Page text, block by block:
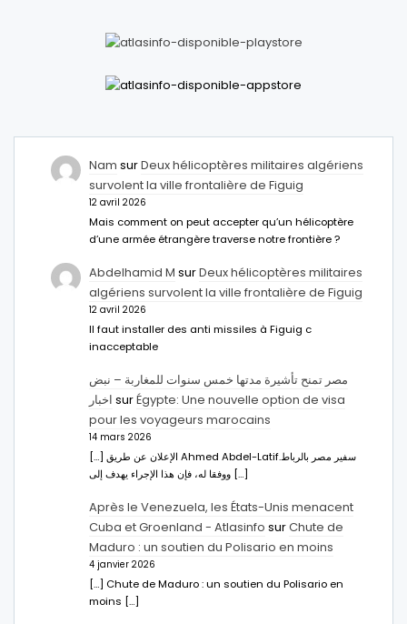
Nam surDeux hélicoptères militaires algériens
survolent la ville frontalière de Figuig
12 avril 2026
Mais comment on peut accepter qu’un hélicoptère
d’une armée étrangère traverse notre frontière ?
Abdelhamid M surDeux hélicoptères militaires
algériens survolent la ville frontalière de Figuig
12 avril 2026
Il faut installer des anti missiles à Figuig c
inacceptable
مصر تمنح تأشيرة مدتها خمس سنوات للمغاربة – نبض
اخبار surÉgypte: Une nouvelle option de visa
pour les voyageurs marocains
14 mars 2026
[…] الإعلان عن طريق Ahmed Abdel-Latifسفير مصر بالرباط.
ووفقا له، فإن هذا الإجراء يهدف إلى […]
Après le Venezuela, les États-Unis menacent
Cuba et Groenland - Atlasinfo surChute de
Maduro : un soutien du Polisario en moins
4 janvier 2026
[…] Chute de Maduro : un soutien du Polisario en
moins […]